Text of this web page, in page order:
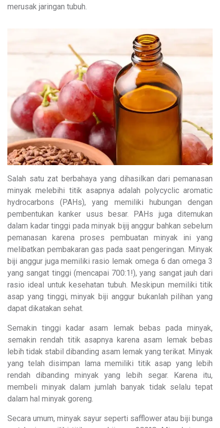
merusak jaringan tubuh.
Salah satu zat berbahaya yang dihasilkan dari pemanasan
minyak melebihi titik asapnya adalah polycyclic aromatic
hydrocarbons (PAHs), yang memiliki hubungan dengan
pembentukan kanker usus besar. PAHs juga ditemukan
dalam kadar tinggi pada minyak bijij anggur bahkan sebelum
pemanasan karena proses pembuatan minyak ini yang
melibatkan pembakaran gas pada saat pengeringan. Minyak
biji anggur juga memiliki rasio lemak omega 6 dan omega 3
yang sangat tinggi (mencapai 700:1!), yang sangat jauh dari
rasio ideal untuk kesehatan tubuh. Meskipun memiliki titik
asap yang tinggi, minyak biji anggur bukanlah pilihan yang
dapat dikatakan sehat.
Semakin tinggi kadar asam lemak bebas pada minyak,
semakin rendah titik asapnya karena asam lemak bebas
lebih tidak stabil dibanding asam lemak yang terikat. Minyak
yang telah disimpan lama memiliki titik asap yang lebih
rendah dibanding minyak yang lebih segar. Karena itu,
membeli minyak dalam jumlah banyak tidak selalu tepat
dalam hal minyak goreng.
Secara umum, minyak sayur seperti safflower atau biji bunga